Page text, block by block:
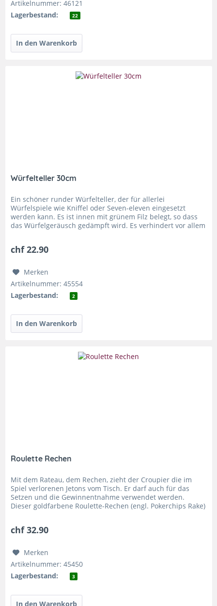
Artikelnummer: 46121
Lagerbestand:
22
Würfelteller 30cm
Ein schöner runder Würfelteller, der für allerlei
Würfelspiele wie Kniffel oder Seven-eleven eingesetzt
werden kann. Es ist innen mit grünem Filz belegt, so dass
das Würfelgeräusch gedämpft wird. Es verhindert vor allem
chf 22.90
Merken
Artikelnummer: 45554
Lagerbestand:
2
Roulette Rechen
Mit dem Rateau, dem Rechen, zieht der Croupier die im
Spiel verlorenen Jetons vom Tisch. Er darf auch für das
Setzen und die Gewinnentnahme verwendet werden.
Dieser goldfarbene Roulette-Rechen (engl. Pokerchips Rake)
chf 32.90
Merken
Artikelnummer: 45450
Lagerbestand:
3